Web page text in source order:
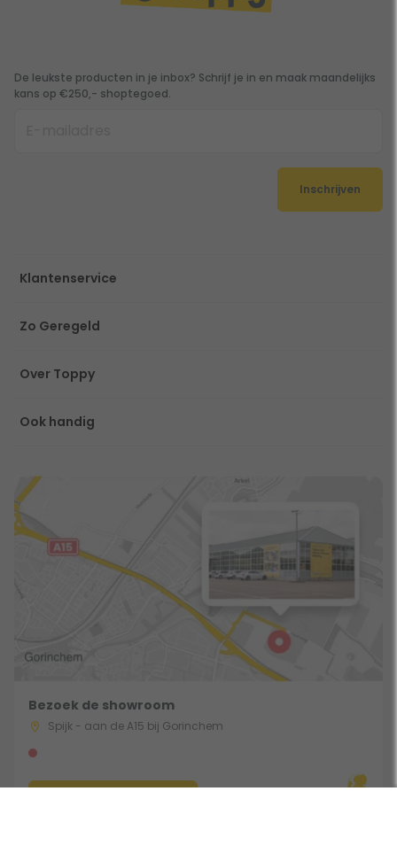
De leukste producten in je inbox? Schrijf je in en maak maandelijks
kans op €250,- shoptegoed.
Inschrijven
Klantenservice
Zo Geregeld
Over Toppy
Ook handig
Bezoek de showroom
Spijk - aan de A15 bij Gorinchem